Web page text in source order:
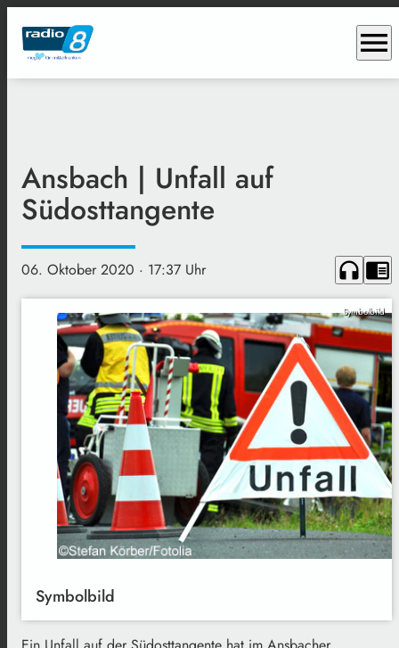
menu
Ansbach | Unfall auf
Südosttangente
06. Oktober 2020 · 17:37 Uhr headphones chrome_reader_mode
Symbolbild
Symbolbild